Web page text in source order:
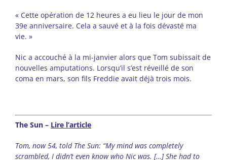
« Cette opération de 12 heures a eu lieu le jour de mon
39e anniversaire. Cela a sauvé et à la fois dévasté ma
vie. »
Nic a accouché à la mi-janvier alors que Tom subissait de
nouvelles amputations. Lorsqu’il s’est réveillé de son
coma en mars, son fils Freddie avait déjà trois mois.
The Sun – Lire l’article
Tom, now 54, told The Sun: “My mind was completely
scrambled, I didn’t even know who Nic was. […] She had to